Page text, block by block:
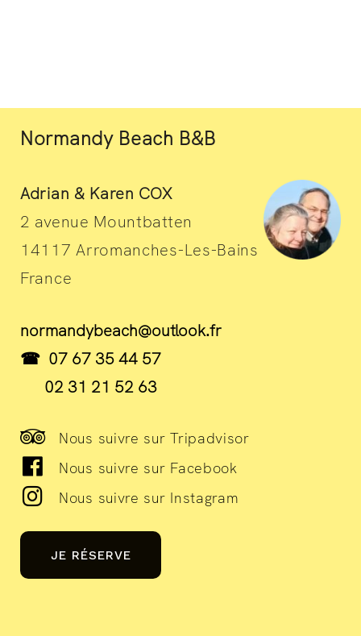
Normandy Beach B&B
Adrian & Karen COX
2 avenue Mountbatten
14117 Arromanches-Les-Bains
France
normandybeach@outlook.fr
☎ 07 67 35 44 57
02 31 21 52 63
Nous suivre sur Tripadvisor
Nous suivre sur Facebook
Nous suivre sur Instagram
JE RÉSERVE